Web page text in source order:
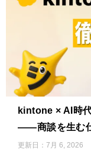
kintone × AI時
——商談を生む
更新日： 7月 6, 2026